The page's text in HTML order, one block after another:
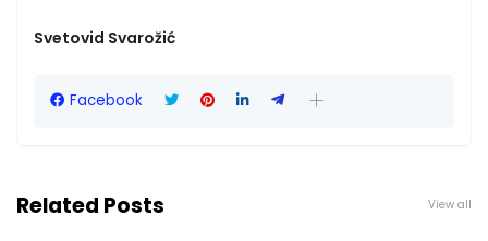
Svetovid Svarožić
Facebook
Related Posts View all